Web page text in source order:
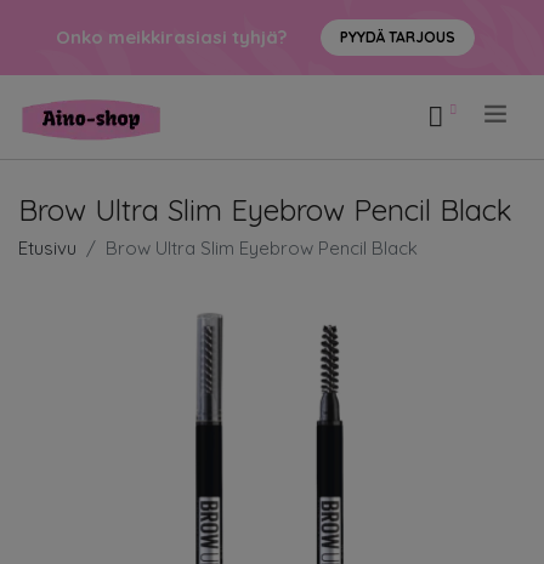
Onko meikkirasiasi tyhjä? PYYDÄ TARJOUS
Brow Ultra Slim Eyebrow Pencil Black
Etusivu Brow Ultra Slim Eyebrow Pencil Black